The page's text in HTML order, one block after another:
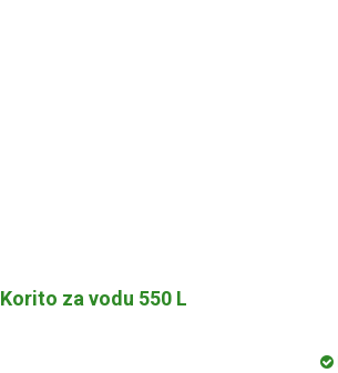
Korito za vodu 550 L